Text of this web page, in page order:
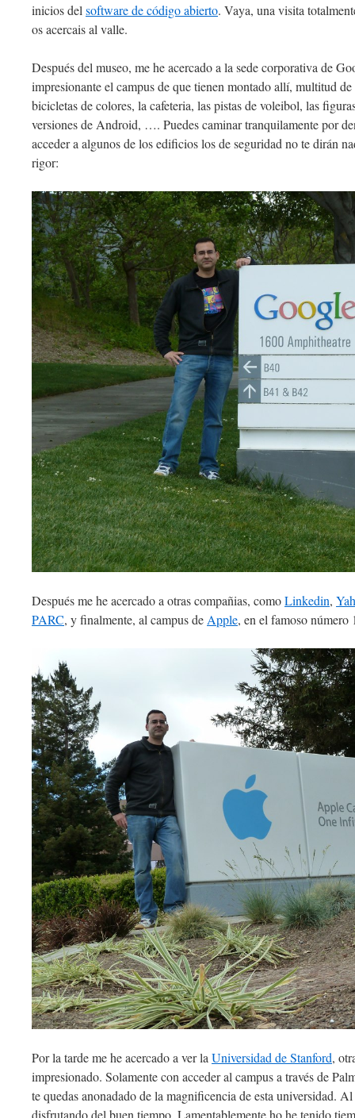
inicios del software de código abierto. Vaya, una visita
os acercais al valle.
Después del museo, me he acercado a la sede corporativa de
impresionante el campus de que tienen montado allí, multitud
bicicletas de colores, la cafeteria, las pistas de voleibol, las
versiones de Android, …. Puedes caminar tranquilamente por
acceder a algunos de los edificios los de seguridad no te dirán
rigor:
Después me he acercado a otras compañias, comoLinkedin,
PARC, y finalmente, al campus de Apple, en el famoso
Por la tarde me he acercado a ver la Universidad de Stanford,
impresionado. Solamente con acceder al campus a través de
te quedas anonadado de la magnificencia de esta universidad.
disfrutando del buen tiempo. Lamentablemente ho he tenido